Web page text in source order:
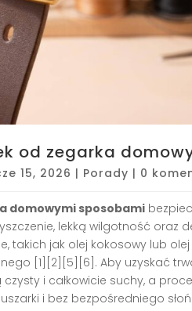
od zegarka
15, 2026 | Porady | 0
domowymi sposobami
lekką wilgotność oraz
takich jak olej kokosowy lub
[1][2][5][6]. Aby uzyskać
i całkowicie suchy, a
i bez bezpośredniego